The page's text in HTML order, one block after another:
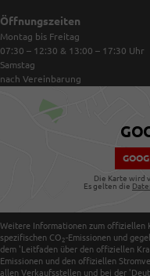
Öffnungszeiten
Montag bis Freitag
07:30 – 12:30 & 13:00 – 17:30 Uhr
Samstag
nach Vereinbarung
Die Karte wird
Es gelten die
Weitere Informationen zum
spezifischen CO 2-Emissionen und
dem 'Leitfaden über den offiziellen
Emissionen und den offiziellen
allen Verkaufsstellen und bei der